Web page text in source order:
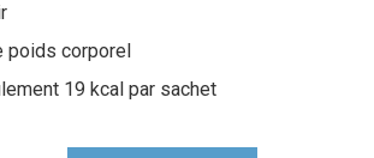
poids corporel
19 kcal par sachet